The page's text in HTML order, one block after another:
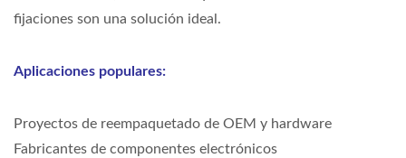
fijaciones son una solución ideal.
Aplicaciones populares:
Proyectos de reempaquetado de OEM y hardware
Fabricantes de componentes electrónicos